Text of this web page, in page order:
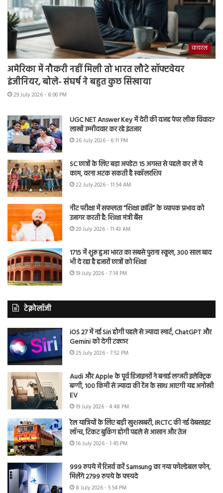
वायरल
अमेरिका में नौकरी नहीं मिली तो भारत लौटे सॉफ्टवेयर
इंजीनियर, बोले- संघर्ष ने बहुत कुछ सिखाया
29 July 2026 - 8:00 PM
UGC NET Answer Key में देरी की वजह पेपर लीक विवाद?
लाखों उम्मीदवार कर रहे इंतजार
26 July 2026 - 6:11 PM
SC छात्रों के लिए बड़ा अपडेट! 15 अगस्त से पहले कर लें ये
काम, वरना अटक सकती है स्कॉलरशिप
22 July 2026 - 11:54 AM
नीट परीक्षा में सफलता “शिक्षा क्रांति” के व्यापक प्रभाव को
उजागर करती है: शिक्षा मंत्री बैंस
20 July 2026 - 11:43 AM
1715 में शुरू हुआ भारत का सबसे पुराना स्कूल, 300 साल बाद
भी दे रहा है हजारों छात्रों को शिक्षा
19 July 2026 - 7:14 PM
टेक्नोलॉजी
iOS 27 में नई Siri होगी पहले से ज्यादा स्मार्ट, ChatGPT और
Gemini को देगी टक्कर
25 July 2026 - 7:52 PM
Audi और Apple के पूर्व डिजाइनरों ने बनाई लग्जरी इलेक्ट्रिक
बग्गी, 100 किमी से ज्यादा की रेंज के साथ आएगी यह अनोखी
EV
19 July 2026 - 4:48 PM
रेल यात्रियों के लिए बड़ी खुशखबरी, IRCTC की नई वेबसाइट
लॉन्च, टिकट बुकिंग होगी पहले से आसान और तेज
16 July 2026 - 1:45 PM
999 रुपये में रिजर्व करें Samsung का नया फोल्डेबल फोन,
मिलेंगे 2799 रुपये के फायदे
8 July 2026 - 5:54 PM